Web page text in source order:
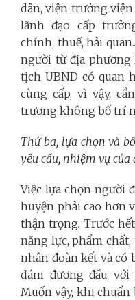
dân, viện trưởng
lãnh đạo cấp
chính, thuế, hải
người từ địa phương
tịch UBND có quan
cùng cấp, vì vậy,
trương không bố trí
Thứ ba, lựa chọn và
yêu cầu, nhiệm vụ của
Việc lựa chọn người
huyện phải cao hơn
thận trọng. Trước
năng lực, phẩm
nhân đoàn kết và có
dám đương đầu
Muốn vậy, khi